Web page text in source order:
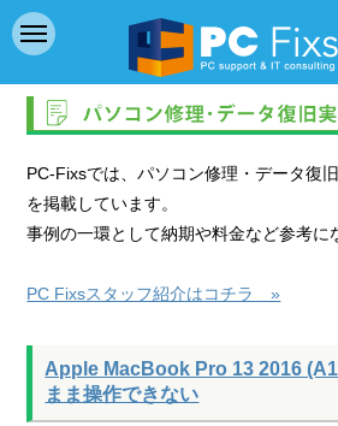
PC-Fixsでは、パソコン修理・データ復
を掲載しています。
事例の一環として納期や料金など参考に
PC Fixsスタッフ紹介はコチラ »
Apple MacBook Pro 13 2016
まま操作できない